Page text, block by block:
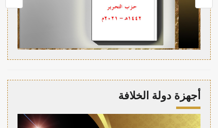
أجهزة دولة الخلافة